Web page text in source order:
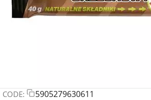
CODE: 5905279630611